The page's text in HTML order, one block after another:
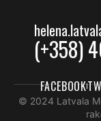
(+358)
© 2024 Latvala
FACEBOOK